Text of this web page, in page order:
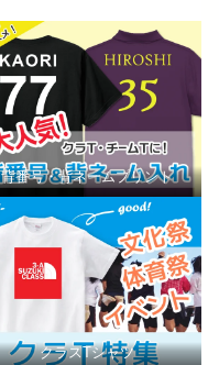
背番号・背ネームプリント
クラスTシャツ